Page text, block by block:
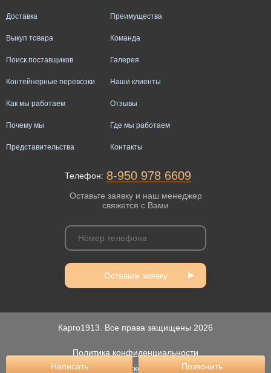
Доставка
Выкуп товара
Поиск поставщиков
Контейнерные перевозки
Как мы работаем
Почему мы
Представительства
Преимущества
Команда
Галерея
Наши клиенты
Отзывы
Где мы работаем
Контакты
Телефон: 8-950 978 6609
Оставьте заявку и наш менеджер
свяжется с Вами
Оставьте заявку
Карго1913. Все права защищены 2026
Политика конфиденциальности
Пользовательское соглашение
Написать Позвонить